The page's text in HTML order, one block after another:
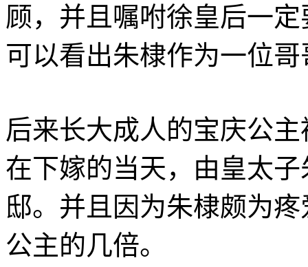
顾，并且嘱咐徐皇后一
可以看出朱棣作为一位
后来长大成人的宝庆公
在下嫁的当天，由皇太
邸。并且因为朱棣颇为
公主的几倍。